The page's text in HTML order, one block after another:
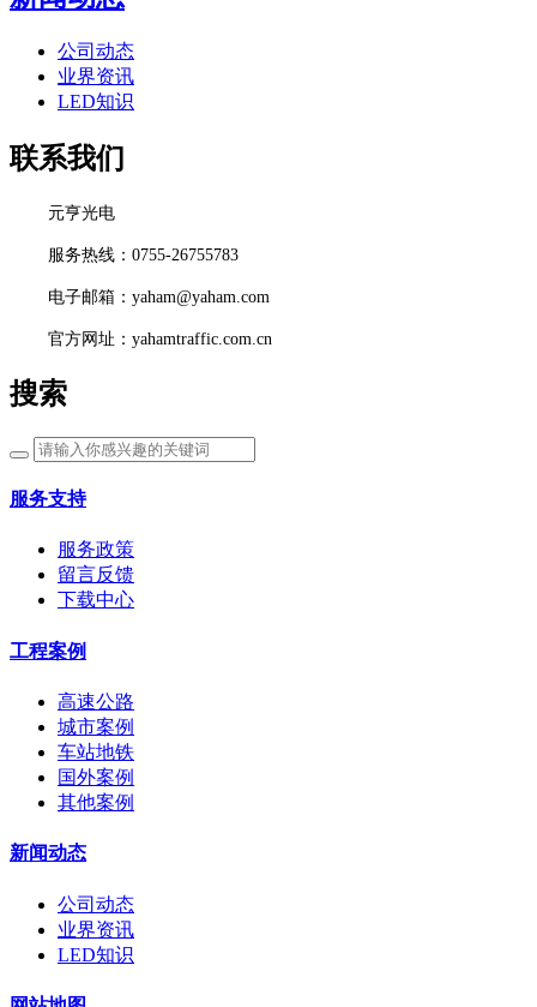
公司动态
业界资讯
LED知识
联系我们
元亨光电
服务热线：0755-26755783
电子邮箱：yaham@yaham.com
官方网址：yahamtraffic.com.cn
搜索
服务支持
服务政策
留言反馈
下载中心
工程案例
高速公路
城市案例
车站地铁
国外案例
其他案例
新闻动态
公司动态
业界资讯
LED知识